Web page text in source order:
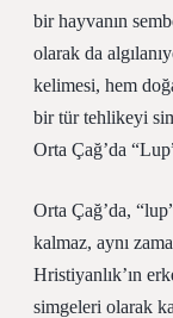
bir hayvanın
olarak da
kelimesi, hem
bir tür tehlikeyi
Orta Çağ’da
Orta Çağ’da,
kalmaz, aynı
Hristiyanlık’ın
simgeleri olarak